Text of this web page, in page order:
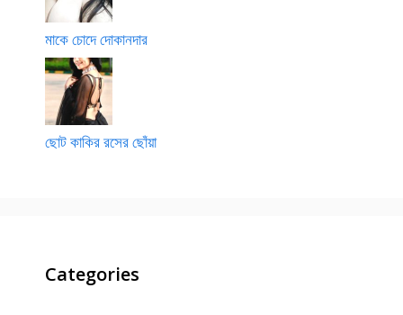
মাকে চোদে দোকানদার
ছোট কাকির রসের ছোঁয়া
Categories